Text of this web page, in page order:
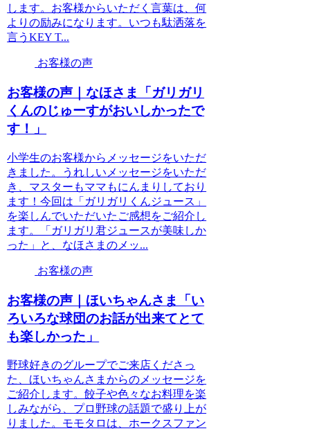
します。お客様からいただく言葉は、何
よりの励みになります。いつも駄洒落を
言うKEY T...
お客様の声
お客様の声｜なほさま「ガリガリ
くんのじゅーすがおいしかったで
す！」
小学生のお客様からメッセージをいただ
きました。うれしいメッセージをいただ
き、マスターもママもにんまりしており
ます！今回は「ガリガリくんジュース」
を楽しんでいただいたご感想をご紹介し
ます。「ガリガリ君ジュースが美味しか
った」と、なほさまのメッ...
お客様の声
お客様の声｜ほいちゃんさま「い
ろいろな球団のお話が出来てとて
も楽しかった」
野球好きのグループでご来店くださっ
た、ほいちゃんさまからのメッセージを
ご紹介します。餃子や色々なお料理を楽
しみながら、プロ野球の話題で盛り上が
りました。モモタロは、ホークスファン